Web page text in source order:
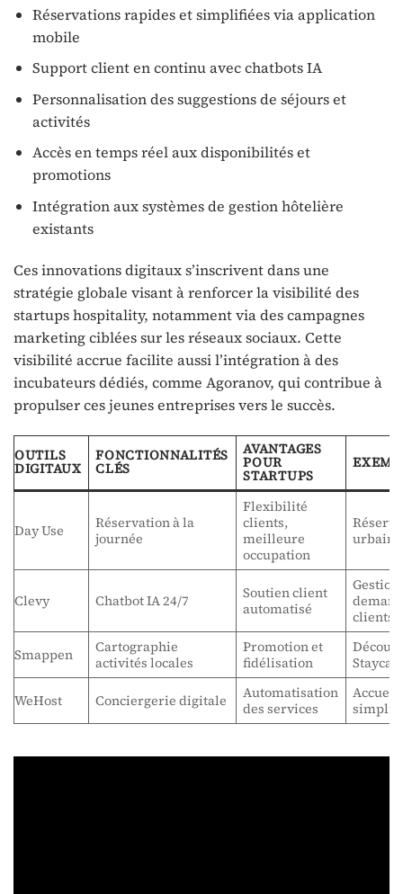
Réservations rapides et simplifiées via application
mobile
Support client en continu avec chatbots IA
Personnalisation des suggestions de séjours et
activités
Accès en temps réel aux disponibilités et
promotions
Intégration aux systèmes de gestion hôtelière
existants
Ces innovations digitaux s’inscrivent dans une
stratégie globale visant à renforcer la visibilité des
startups hospitality, notamment via des campagnes
marketing ciblées sur les réseaux sociaux. Cette
visibilité accrue facilite aussi l’intégration à des
incubateurs dédiés, comme Agoranov, qui contribue à
propulser ces jeunes entreprises vers le succès.
OUTILS
DIGITAUX
FONCTIONNALITÉS
CLÉS
AVANTAGES
POUR
STARTUPS
Day Use
Réservation à la
journée
Flexibilité
clients,
meilleure
occupation
Clevy Chatbot IA 24/7
Soutien client
automatisé
Gestion
clients
Smappen
Cartographie
activités locales
Promotion et
fidélisation
WeHost Conciergerie digitale
Automatisation
des services
Accueil